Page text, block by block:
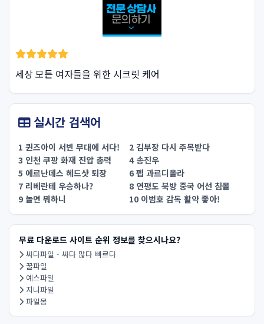
세상 모든 여자들을 위한 시크릿 케어
실시간 검색어
1 퀸즈아이 서빈 무대에 서다!
2 김부장 다시 주목받다
3 인천 쿠팡 화재 진압 총력
4 송진우
5 에르난데스 헤드샷 퇴장
6 펩 과르디올라
7 리베란테 우승하나?
8 연평도 북방 중국 어선 침몰
9 놀면 뭐하니
10 이범호 감독 활약 좋아!
무료 다운로드 사이트 순위 정보를 찾으시나요?
싸다파일 - 싸다 많다 빠르다
꿀파일
예스파일
지니파일
파일몽